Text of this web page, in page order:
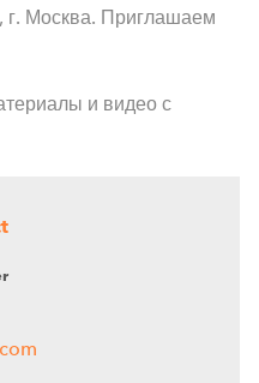
г. Москва. Приглашаем
и видео с